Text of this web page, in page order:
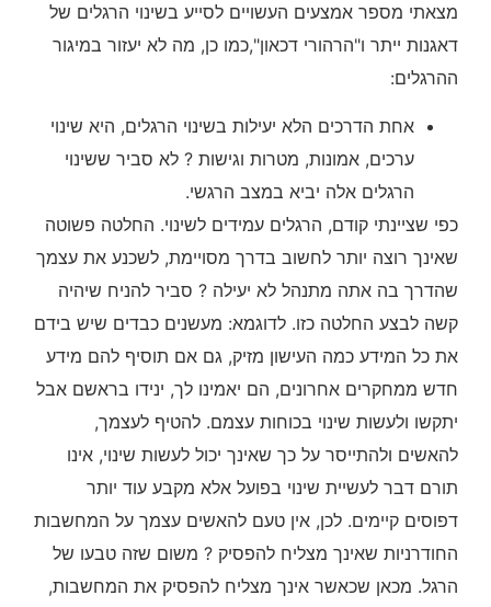
מצאתי מספר אמצעים העשויים לסייע בשינוי הרגלים של
דאגנות ייתר ו"הרהורי דכאון",כמו כן, מה לא יעזור במיגור
ההרגלים:
אחת הדרכים הלא יעילות בשינוי הרגלים, היא שינוי
ערכים, אמונות, מטרות וגישות ? לא סביר ששינוי
הרגלים אלה יביא במצב הרגשי.
כפי שציינתי קודם, הרגלים עמידים לשינוי. החלטה פשוטה
שאינך רוצה יותר לחשוב בדרך מסויימת, לשכנע את עצמך
שהדרך בה אתה מתנהל לא יעילה ? סביר להניח שיהיה
קשה לבצע החלטה כזו. לדוגמא: מעשנים כבדים שיש בידם
את כל המידע כמה העישון מזיק, גם אם תוסיף להם מידע
חדש ממחקרים אחרונים, הם יאמינו לך, ינידו בראשם אבל
יתקשו ולעשות שינוי בכוחות עצמם. להטיף לעצמך,
להאשים ולהתייסר על כך שאינך יכול לעשות שינוי, אינו
תורם דבר לעשיית שינוי בפועל אלא מקבע עוד יותר
דפוסים קיימים. לכן, אין טעם להאשים עצמך על המחשבות
החודרניות שאינך מצליח להפסיק ? משום שזה טבעו של
הרגל. מכאן שכאשר אינך מצליח להפסיק את המחשבות,